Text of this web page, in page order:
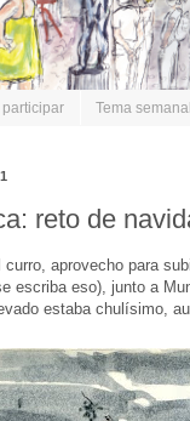
Tema
reto de
aprovecho para
escriba eso), junto a
estaba chulísimo,